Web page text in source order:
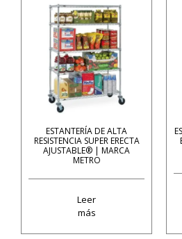
ESTANTERÍA DE ALTA
RESISTENCIA SUPER ERECTA
AJUSTABLE® | MARCA
METRO
Leer
más